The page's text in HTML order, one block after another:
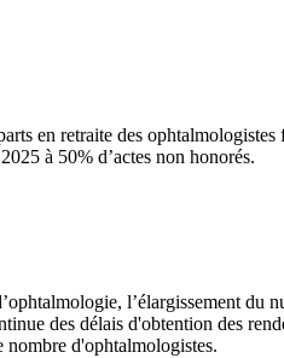
en retraite des
à 50% d’actes non honorés.
l’élargissement du
des délais d'obtention des
nombre d'ophtalmologistes.